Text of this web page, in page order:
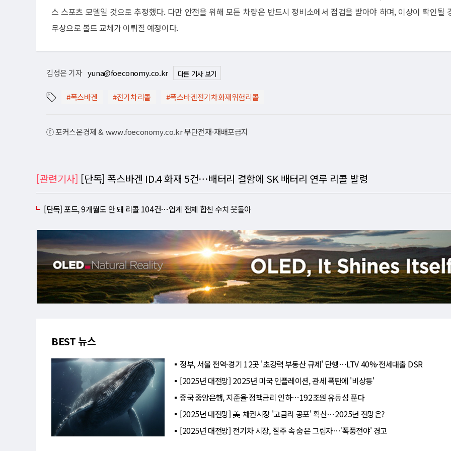
스 스포츠 모델일 것으로 추정했다. 다만 안전을 위해 모든 차량은 반드시 정비소에서 점검을 받아야 하며, 이상이 확인될
무상으로 볼트 교체가 이뤄질 예정이다.
김성은 기자 yuna@foeconomy.co.kr 다른 기사 보기
#폭스바겐 #전기차리콜 #폭스바겐전기차화재위험리콜
ⓒ 포커스온경제 & www.foeconomy.co.kr 무단전재-재배포금지
[관련기사] [단독] 폭스바겐 ID.4 화재 5건⋯배터리 결함에 SK 배터리 연루 리콜 발령
[단독] 포드, 9개월도 안 돼 리콜 104건⋯업계 전체 합친 수치 웃돌아
BEST 뉴스
정부, 서울 전역·경기 12곳 '초강력 부동산 규제' 단행⋯LTV 40%·전세대출 DSR
[2025년 대전망] 2025년 미국 인플레이션, 관세 폭탄에 '비상등'
중국 중앙은행, 지준율·정책금리 인하⋯192조원 유동성 푼다
[2025년 대전망] 美 채권시장 '고금리 공포' 확산⋯2025년 전망은?
[2025년 대전망] 전기차 시장, 질주 속 숨은 그림자⋯'폭풍전야' 경고